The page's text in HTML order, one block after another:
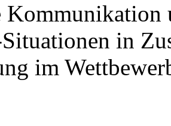
in
im